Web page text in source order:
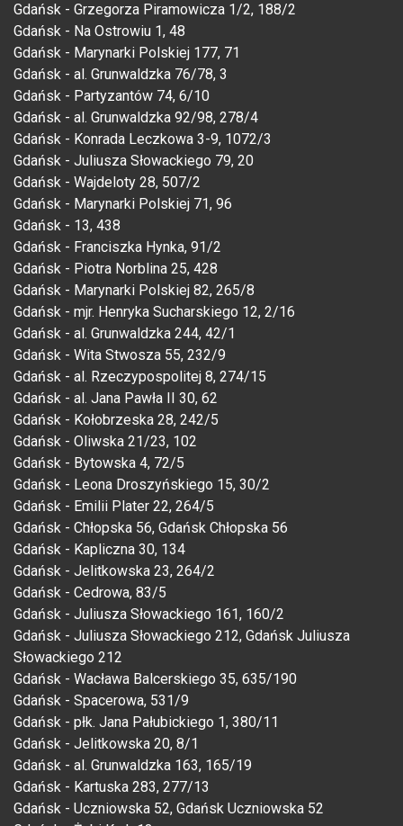
Gdańsk - Grzegorza Piramowicza 1/2, 188/2
Gdańsk - Na Ostrowiu 1, 48
Gdańsk - Marynarki Polskiej 177, 71
Gdańsk - al. Grunwaldzka 76/78, 3
Gdańsk - Partyzantów 74, 6/10
Gdańsk - al. Grunwaldzka 92/98, 278/4
Gdańsk - Konrada Leczkowa 3-9, 1072/3
Gdańsk - Juliusza Słowackiego 79, 20
Gdańsk - Wajdeloty 28, 507/2
Gdańsk - Marynarki Polskiej 71, 96
Gdańsk - 13, 438
Gdańsk - Franciszka Hynka, 91/2
Gdańsk - Piotra Norblina 25, 428
Gdańsk - Marynarki Polskiej 82, 265/8
Gdańsk - mjr. Henryka Sucharskiego 12, 2/16
Gdańsk - al. Grunwaldzka 244, 42/1
Gdańsk - Wita Stwosza 55, 232/9
Gdańsk - al. Rzeczypospolitej 8, 274/15
Gdańsk - al. Jana Pawła II 30, 62
Gdańsk - Kołobrzeska 28, 242/5
Gdańsk - Oliwska 21/23, 102
Gdańsk - Bytowska 4, 72/5
Gdańsk - Leona Droszyńskiego 15, 30/2
Gdańsk - Emilii Plater 22, 264/5
Gdańsk - Chłopska 56, Gdańsk Chłopska 56
Gdańsk - Kapliczna 30, 134
Gdańsk - Jelitkowska 23, 264/2
Gdańsk - Cedrowa, 83/5
Gdańsk - Juliusza Słowackiego 161, 160/2
Gdańsk - Juliusza Słowackiego 212, Gdańsk Juliusza
Słowackiego 212
Gdańsk - Wacława Balcerskiego 35, 635/190
Gdańsk - Spacerowa, 531/9
Gdańsk - płk. Jana Pałubickiego 1, 380/11
Gdańsk - Jelitkowska 20, 8/1
Gdańsk - al. Grunwaldzka 163, 165/19
Gdańsk - Kartuska 283, 277/13
Gdańsk - Uczniowska 52, Gdańsk Uczniowska 52